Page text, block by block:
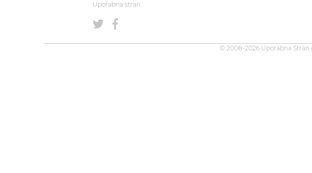
Uporabna stran
© 2008-2026 Uporabna Stran